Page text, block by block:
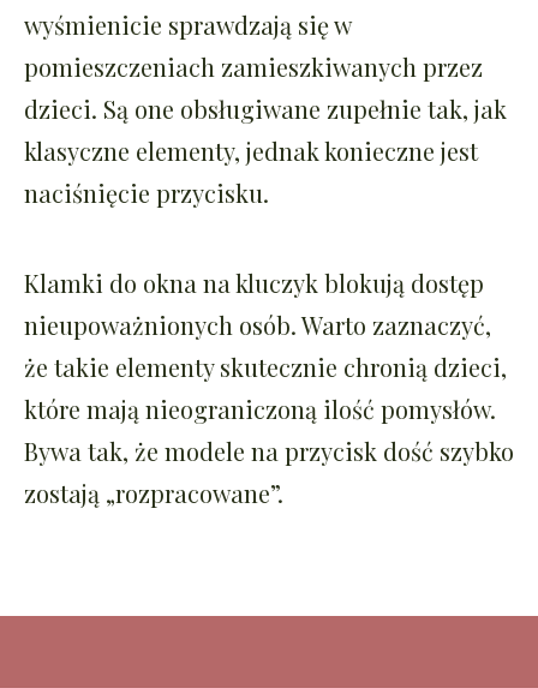
wyśmienicie sprawdzają się w
pomieszczeniach zamieszkiwanych przez
dzieci. Są one obsługiwane zupełnie tak, jak
klasyczne elementy, jednak konieczne jest
naciśnięcie przycisku.
Klamki do okna na kluczyk blokują dostęp
nieupoważnionych osób. Warto zaznaczyć,
że takie elementy skutecznie chronią dzieci,
które mają nieograniczoną ilość pomysłów.
Bywa tak, że modele na przycisk dość szybko
zostają „rozpracowane”.